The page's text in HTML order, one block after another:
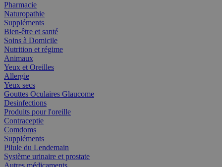
Pharmacie
Naturopathie
Suppléments
Bien-être et santé
Soins à Domicile
Nutrition et régime
Animaux
Yeux et Oreilles
Allergie
Yeux secs
Gouttes Oculaires Glaucome
Desinfections
Produits pour l'oreille
Contraceptie
Comdoms
Suppléments
Pilule du Lendemain
Système urinaire et prostate